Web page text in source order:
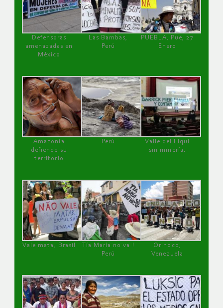
Defensoras
amenazadas en
México
Las Bambas,
Perú
PUEBLA, Pue, 27
Enero
Amazonía
defiende su
territorio
Perú
Valle del Elqui
sin minería.
Vale mata, Brasil
Tía María no va !
Perú
Orinoco,
Venezuela